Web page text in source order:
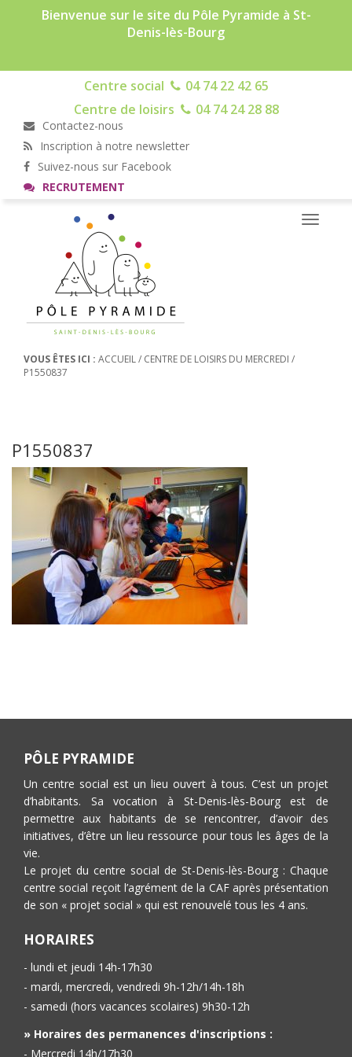
Bienvenue sur le site du Pôle Pyramide à St-
Denis-lès-Bourg
Centre social
04 74 22 42 65
Centre de loisirs
04 74 24 28 88
Contactez-nous
Inscription à notre newsletter
Suivez-nous sur Facebook
RECRUTEMENT
Toggle
VOUS ÊTES ICI : ACCUEIL/ CENTRE DE LOISIRS DU MERCREDI /
P1550837
P1550837
PÔLE PYRAMIDE
Un centre social est un lieu ouvert à tous. C’est un projet
d’habitants. Sa vocation à St-Denis-lès-Bourg est de
permettre aux habitants de se rencontrer, d’avoir des
initiatives, d’être un lieu ressource pour tous les âges de la
vie.
Le projet du centre social de St-Denis-lès-Bourg : Chaque
centre social reçoit l’agrément de la CAF après présentation
de son « projet social » qui est renouvelé tous les 4 ans.
HORAIRES
- lundi et jeudi 14h-17h30
- mardi, mercredi, vendredi 9h-12h/14h-18h
- samedi (hors vacances scolaires) 9h30-12h
» Horaires des permanences d'inscriptions :
- Mercredi 14h/17h30